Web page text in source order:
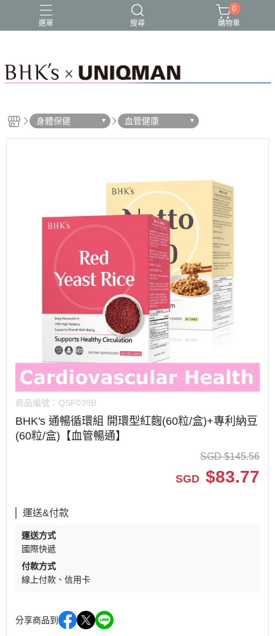
選單 搜尋
0
購物車
身體保健 血管健康
商品編號： QSF039B
BHK's 通暢循環組 開環型紅麴(60粒/盒)+專利納豆
(60粒/盒)【血管暢通】
SGD $145.56
SGD $83.77
運送&付款
運送方式
國際快遞
付款方式
線上付款
信用卡
分享商品到